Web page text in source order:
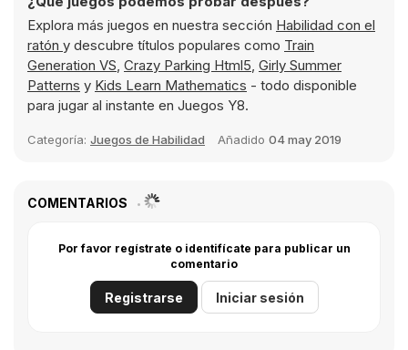
Explora más juegos en nuestra sección Habilidad con el
ratón y descubre títulos populares como Train
Generation VS, Crazy Parking Html5, Girly Summer
Patterns y Kids Learn Mathematics - todo disponible
para jugar al instante en Juegos Y8.
Categoría: Juegos de Habilidad Añadido 04 may 2019
COMENTARIOS
Por favor regístrate o identifícate para publicar un
comentario
Registrarse Iniciar sesión